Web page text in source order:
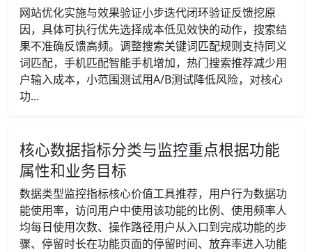
网站优化实施与效果验证小步迭代闭环验证反馈挖原
因，具体可执行优先选择成本低见效快的动作，搜索结
果不准确反馈高频。调整搜索关键词匹配规则支持同义
词匹配，手机匹配智能手机增加，热门搜索推荐减少用
户输入成本，小范围测试用A/B测试降低风险，对核心
功...
核心数据指标分类与监控重点根据功能
属性和业务目标
数据类型监控指标核心价值工具推荐，用户行为数据功
能使用率，访问用户中使用该功能的比例、使用频率人
均每日使用次数、操作路径用户从入口到完成功能的步
骤、停留时长在功能页面的停留时间、放弃率进入功能